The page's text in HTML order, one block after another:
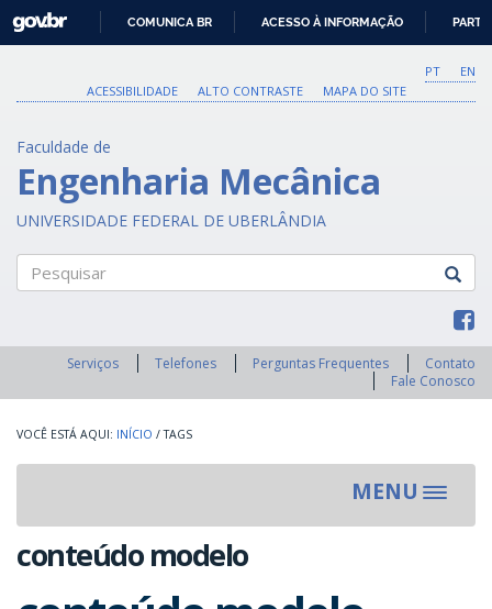
O
CONTEÚDO
GOVBR
COMUNICA BR ACESSO À INFORMAÇÃO
PT
EN
ACESSIBILIDADE
ALTO CONTRASTE MAPA DO SITE
Faculdade de
Engenharia Mecânica
UNIVERSIDADE FEDERAL DE UBERLÂNDIA
Serviços Telefones Perguntas Frequentes
Contato
Fale Conosco
INÍCIO / TAGS
MENU
Toggle
conteúdo modelo